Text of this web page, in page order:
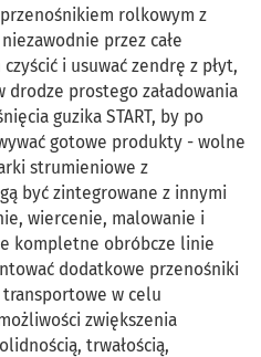
rolkowym z
przez całe
i usuwać zendrę z płyt,
prostego załadowania
guzika START, by po
gotowe produkty - wolne
strumieniowe z
być zintegrowane z innymi
wiercenie, malowanie i
kompletne obróbcze linie
dodatkowe przenośniki
w celu
zwiększenia
trwałością,